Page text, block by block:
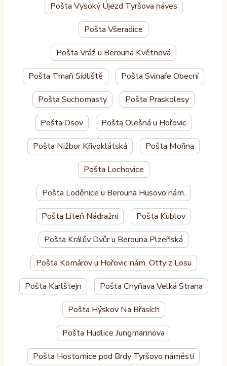
Pošta Vysoký Újezd Tyršova náves
Pošta Všeradice
Pošta Vráž u Berouna Květnová
Pošta Tmaň Sídliště Pošta Svinaře Obecní
Pošta Suchomasty Pošta Praskolesy
Pošta Osov Pošta Olešná u Hořovic
Pošta Nižbor Křivoklátská Pošta Mořina
Pošta Lochovice
Pošta Loděnice u Berouna Husovo nám.
Pošta Liteň Nádražní Pošta Kublov
Pošta Králův Dvůr u Berouna Plzeňská
Pošta Komárov u Hořovic nám. Otty z Losu
Pošta Karlštejn Pošta Chyňava Velká Strana
Pošta Hýskov Na Břasích
Pošta Hudlice Jungmannova
Pošta Hostomice pod Brdy Tyršovo náměstí